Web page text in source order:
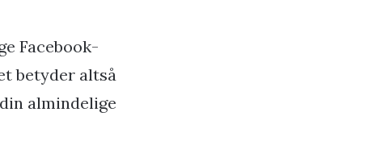
Facebook-
betyder altså
almindelige